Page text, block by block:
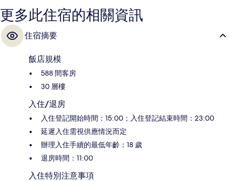
更多此住宿的相關資訊
住宿摘要
飯店規模
588 間客房
30 層樓
入住/退房
入住登記開始時間：15:00；入住登記結束時間：23:00
延遲入住需視供應情況而定
辦理入住手續的最低年齡：18 歲
退房時間：11:00
入住特別注意事項